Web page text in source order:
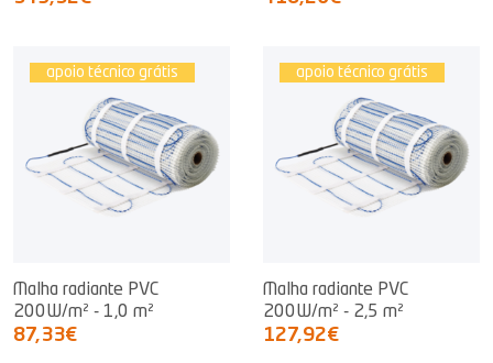
apoio técnico grátis
Malha radiante PVC
200W/m² - 1,0 m²
87,33€
apoio técnico grátis
Malha radiante PVC
200W/m² - 2,5 m²
127,92€